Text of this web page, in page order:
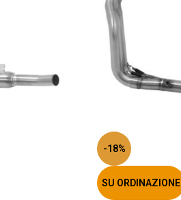
-18%
SU ORDINAZIONE